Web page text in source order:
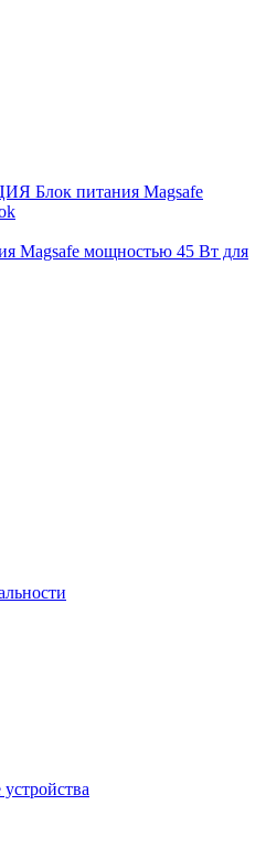
мощностью 45 Вт для